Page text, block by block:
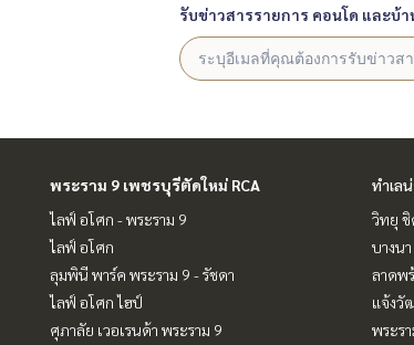
รับข่าวสารรายการ คอนโด และบ้า
พระราม 9 เพชรบุรีตัดใหม่ RCA
ไลฟ์ อโศก - พระราม 9
ไลฟ์ อโศก
ลุมพินี พาร์ค พระราม 9 - รัชดา
ไลฟ์ อโศก ไฮป์
ศุภาลัย เวอเรนด้า พระราม 9
ทำเล
วิทยุ
บางน
ลาดพ
แจ้งวั
พระร